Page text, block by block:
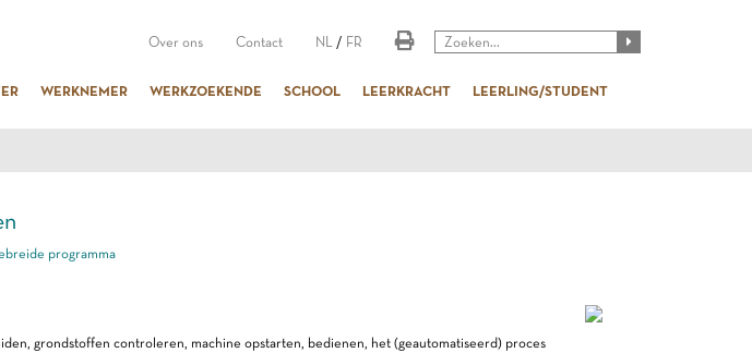
Over ons Contact NL / FR
WERKNEMER WERKZOEKENDE SCHOOL LEERKRACHT LEERLING/STUDENT
programma
grondstoffen controleren, machine opstarten, bedienen, het (geautomatiseerd) proces